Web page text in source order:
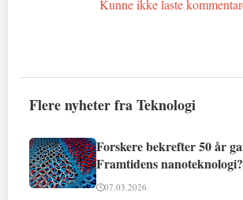
Kunne ikke laste
Flere nyheter fra Teknologi
Forskere bekrefter 50 år
Framtidens nanoteknologi?
07.03.2026